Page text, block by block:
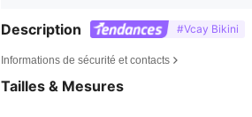
Description #Vcay Bikini
Informations de sécurité et contacts
Tailles & Mesures
4,81